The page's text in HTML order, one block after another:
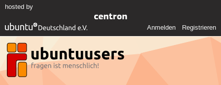
hosted by
Anmelden Registrieren